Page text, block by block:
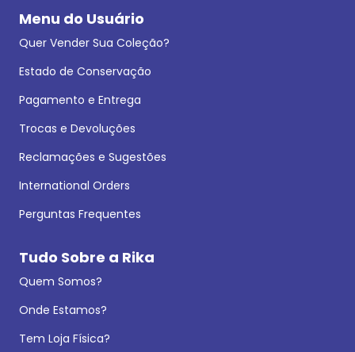
Menu do Usuário
Quer Vender Sua Coleção?
Estado de Conservação
Pagamento e Entrega
Trocas e Devoluções
Reclamações e Sugestões
International Orders
Perguntas Frequentes
Tudo Sobre a Rika
Quem Somos?
Onde Estamos?
Tem Loja Física?